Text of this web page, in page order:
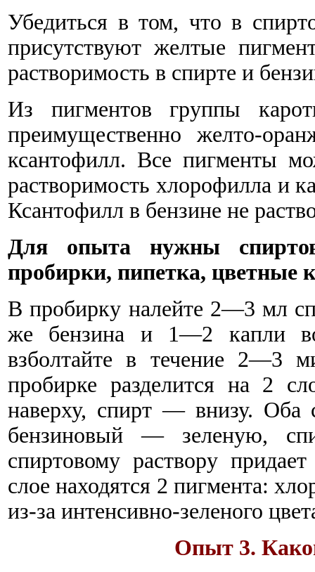
Убедиться в том, что в
присутствуют желтые
растворимость в спирте и
Из пигментов группы
преимущественно желто-
ксантофилл. Все пигменты
растворимость хлорофилла и
Ксантофилл в бензине не
Для опыта нужны
пробирки, пипетка, цветные
В пробирку налейте 2—3 мл
же бензина и 1—2 капли
взболтайте в течение 2—3
пробирке разделится на 2
наверху, спирт — внизу. Оба
бензиновый — зеленую,
спиртовому раствору
слое находятся 2 пигмента:
из-за интенсивно-зеленого
Опыт 3.